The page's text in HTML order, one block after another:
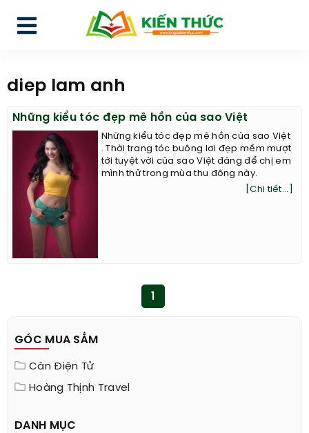
diep lam anh
Những kiểu tóc đẹp mê hồn của sao Việt
Những kiểu tóc đẹp mê hồn của sao Việt
. Thời trang tóc buông lơi đẹp mềm mượt
tới tuyệt vời của sao Việt đáng để chị em
mình thử trong mùa thu đông này.
[Chi tiết...]
1
GÓC MUA SẮM
Cân Điện Tử
Hoàng Thịnh Travel
DANH MỤC